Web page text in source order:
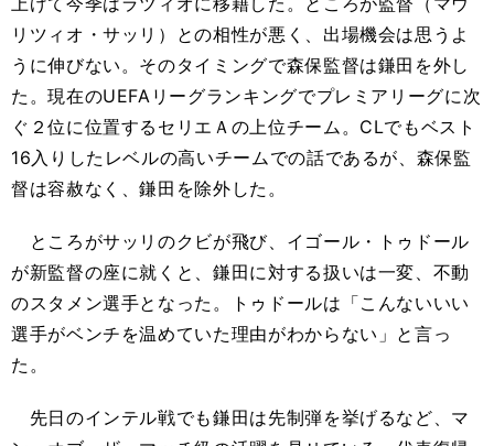
リツィオ・サッリ）との相性が悪く、出場機会は思うよ
うに伸びない。そのタイミングで森保監督は鎌田を外し
た。現在のUEFAリーグランキングでプレミアリーグに次
ぐ２位に位置するセリエＡの上位チーム。CLでもベスト
16入りしたレベルの高いチームでの話であるが、森保監
督は容赦なく、鎌田を除外した。
ところがサッリのクビが飛び、イゴール・トゥドール
が新監督の座に就くと、鎌田に対する扱いは一変、不動
のスタメン選手となった。トゥドールは「こんないいい
選手がベンチを温めていた理由がわからない」と言っ
た。
先日のインテル戦でも鎌田は先制弾を挙げるなど、マ